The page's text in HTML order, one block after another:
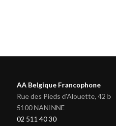
AA Belgique Francophone
Rue des Pieds d'Alouette, 42 b
5100 NANINNE
02 511 40 30